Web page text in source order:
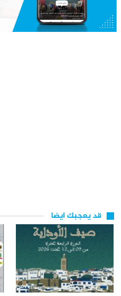
قد يعجبك ايضا